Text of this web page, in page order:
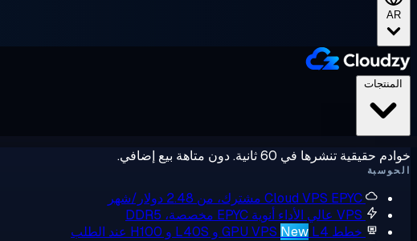
AR
المنتجات
خوادم حقيقية تنشرها في 60 ثانية. دون متاهة بيع إضافي.
الحوسبة
Cloud VPS EPYC مشترك، من 2.48 دولار/شهر
VPS عالي الأداء
أنوية EPYC مخصصة، DDR5
خطط GPU VPS
New L4 و L40S و H100 عند الطلب